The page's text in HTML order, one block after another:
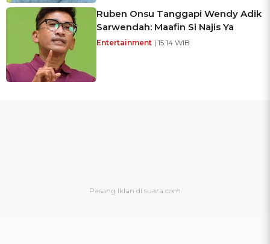
Ruben Onsu Tanggapi Wendy Adik
Sarwendah: Maafin Si Najis Ya
Entertainment | 15:14 WIB